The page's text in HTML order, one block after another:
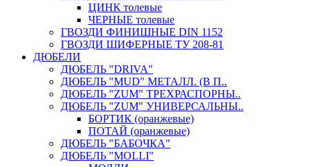
ЦИНК толевые
ЧЕРНЫЕ толевые
ГВОЗДИ ФИНИШНЫЕ DIN 1152
ГВОЗДИ ШИФЕРНЫЕ ТУ 208-81
ДЮБЕЛИ
ДЮБЕЛЬ "DRIVA"
ДЮБЕЛЬ "MUD" МЕТАЛЛ. (В П..
ДЮБЕЛЬ "ZUM" ТРЕХРАСПОРНЫ..
ДЮБЕЛЬ "ZUM" УНИВЕРСАЛЬНЫ..
БОРТИК (оранжевые)
ПОТАЙ (оранжевые)
ДЮБЕЛЬ "БАБОЧКА"
ДЮБЕЛЬ "МOLLI"